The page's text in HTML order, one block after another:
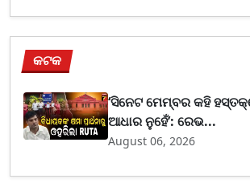
କଟକ
‘ସିନେଟ ମେମ୍ବର କହି
ଆଧାର ନୁହେଁ’: ରେଭ...
August 06, 2026